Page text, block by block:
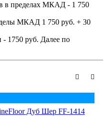
в пределах МКАД - 1 750
МКАД 1 750 руб. + 30
1750 руб. Далее по